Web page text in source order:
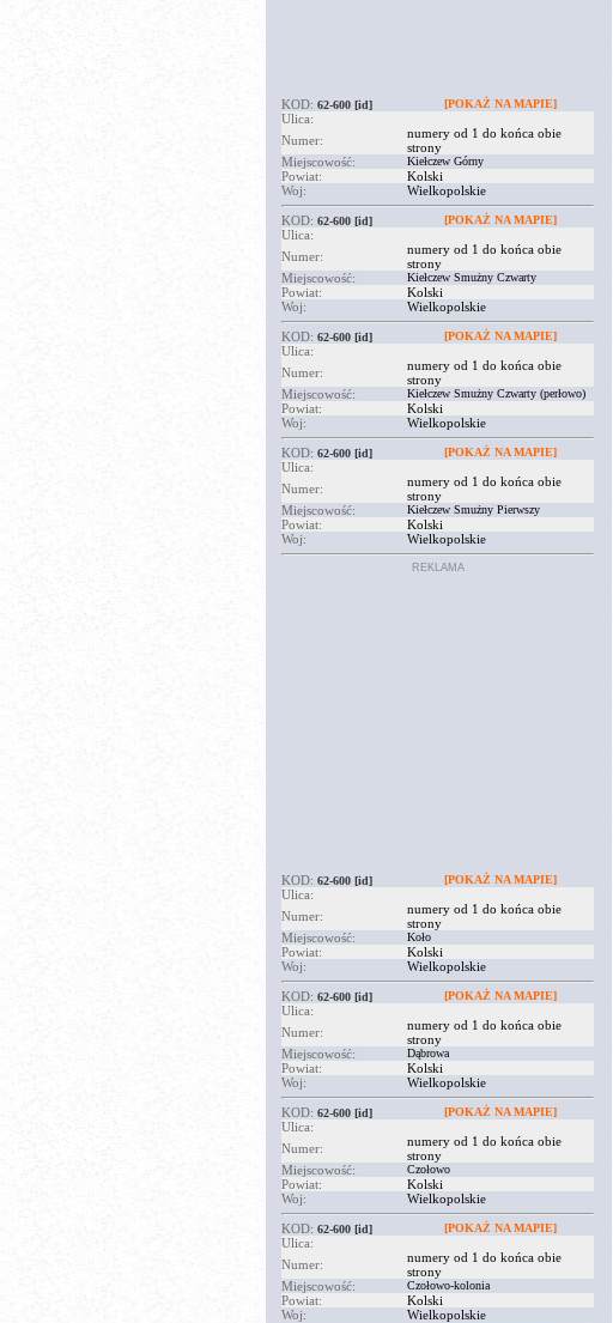
KOD: 62-600 [id] [POKAŻ NA MAPIE]
Ulica:
Numer:
numery od 1 do końca obie
strony
Miejscowość:
Kiełczew Górny
Powiat:
Kolski
Woj:
Wielkopolskie
KOD: 62-600 [id] [POKAŻ NA MAPIE]
Ulica:
Numer:
numery od 1 do końca obie
strony
Miejscowość:
Kiełczew Smużny Czwarty
Powiat:
Kolski
Woj:
Wielkopolskie
KOD: 62-600 [id] [POKAŻ NA MAPIE]
Ulica:
Numer:
numery od 1 do końca obie
strony
Miejscowość:
Kiełczew Smużny Czwarty (perłowo)
Powiat:
Kolski
Woj:
Wielkopolskie
KOD: 62-600 [id] [POKAŻ NA MAPIE]
Ulica:
Numer:
numery od 1 do końca obie
strony
Miejscowość:
Kiełczew Smużny Pierwszy
Powiat:
Kolski
Woj:
Wielkopolskie
REKLAMA
KOD: 62-600 [id] [POKAŻ NA MAPIE]
Ulica:
Numer:
numery od 1 do końca obie
strony
Miejscowość:
Koło
Powiat:
Kolski
Woj:
Wielkopolskie
KOD: 62-600 [id] [POKAŻ NA MAPIE]
Ulica:
Numer:
numery od 1 do końca obie
strony
Miejscowość:
Dąbrowa
Powiat:
Kolski
Woj:
Wielkopolskie
KOD: 62-600 [id] [POKAŻ NA MAPIE]
Ulica:
Numer:
numery od 1 do końca obie
strony
Miejscowość:
Czołowo
Powiat:
Kolski
Woj:
Wielkopolskie
KOD: 62-600 [id] [POKAŻ NA MAPIE]
Ulica:
Numer:
numery od 1 do końca obie
strony
Miejscowość:
Czołowo-kolonia
Powiat:
Kolski
Woj:
Wielkopolskie